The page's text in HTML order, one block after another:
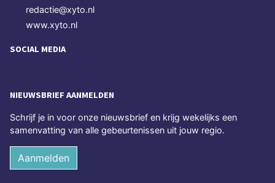
redactie@xyto.nl
www.xyto.nl
SOCIAL MEDIA
NIEUWSBRIEF AANMELDEN
Schrijf je in voor onze nieuwsbrief en krijg wekelijks een
samenvatting van alle gebeurtenissen uit jouw regio.
Aanmelden